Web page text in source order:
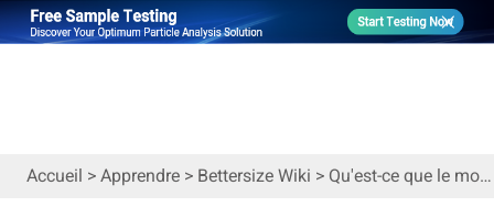
Accueil >Apprendre > Bettersize Wiki > Qu'est-ce que le mouvement brownien ?